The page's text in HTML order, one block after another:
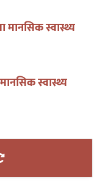
स्वास्थ्य
स्वास्थ्य